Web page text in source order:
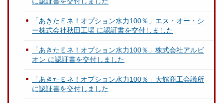
「あきたＥネ！オプション水力100％」エス・オー・シ
ー株式会社秋田工場 に認証書を交付しました
「あきたＥネ！オプション水力100％」株式会社アルビ
オン に認証書を交付しました
「あきたＥネ！オプション水力100％」大館商工会議所
に認証書を交付しました